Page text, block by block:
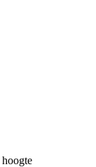
hoogte